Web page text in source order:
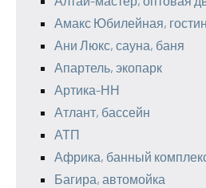
Амакс Юбилейная,
Ани Люкс, сауна, баня
Апартель, экопарк
Артика-НН
Атлант, бассейн
АТП
Африка, банный
Багира, автомойка